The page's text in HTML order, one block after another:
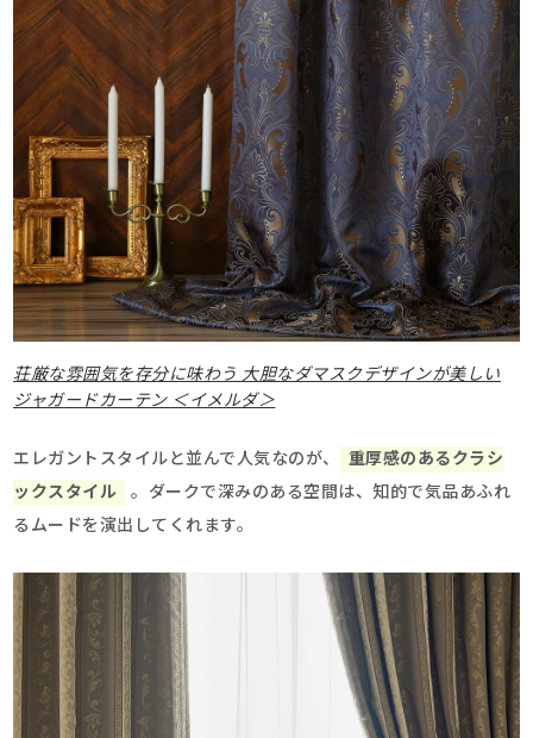
荘厳な雰囲気を存分に味わう 大胆なダマスクデザインが美しい
ジャガードカーテン ＜イメルダ＞
エレガントスタイルと並んで人気なのが、
重厚感のあるクラシ
ックスタイル
。ダークで深みのある空間は、知的で気品あふれ
るムードを演出してくれます。